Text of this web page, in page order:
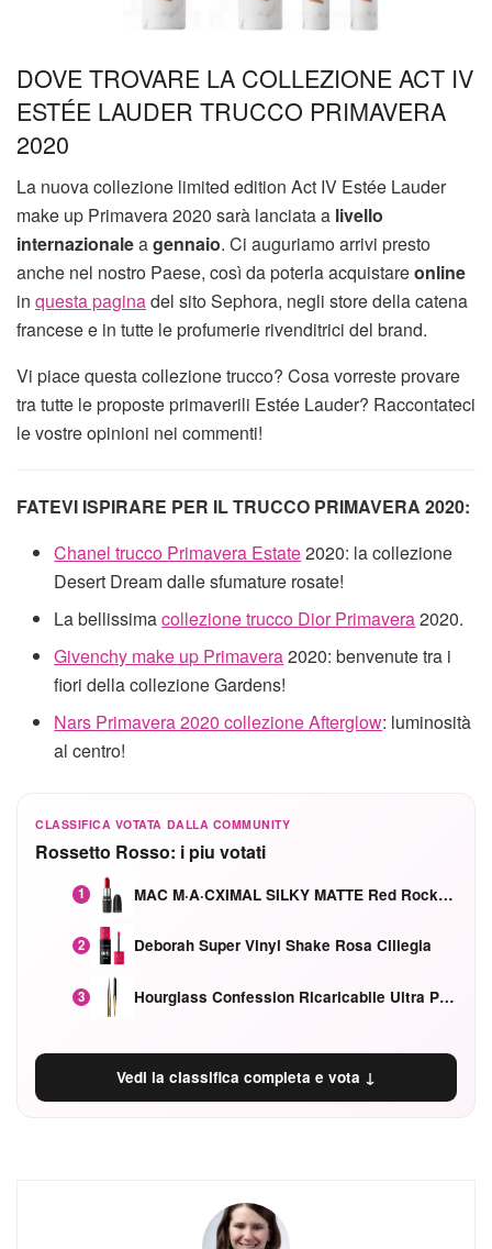
DOVE TROVARE LA COLLEZIONE ACT IV
ESTÉE LAUDER TRUCCO PRIMAVERA
2020
La nuova collezione limited edition Act IV Estée Lauder
make up Primavera 2020 sarà lanciata a livello
internazionaleagennaio. Ci auguriamo arrivi presto
anche nel nostro Paese, così da poterla acquistareonline
in questa paginadel sito Sephora, negli store della catena
francese e in tutte le profumerie rivenditrici del brand.
Vi piace questa collezione trucco? Cosa vorreste provare
tra tutte le proposte primaverili Estée Lauder? Raccontateci
le vostre opinioni nei commenti!
FATEVI ISPIRARE PER IL TRUCCO PRIMAVERA 2020:
Chanel trucco Primavera Estate2020: la collezione
Desert Dream dalle sfumature rosate!
La bellissimacollezione trucco Dior Primavera2020.
Givenchy make up Primavera2020: benvenute tra i
fiori della collezione Gardens!
Nars Primavera 2020 collezione Afterglow: luminosità
al centro!
CLASSIFICA VOTATA DALLA COMMUNITY
Rossetto Rosso: i piu votati
1 MAC M·A·CXIMAL SILKY MATTE Red Rock mat
2 Deborah Super Vinyl Shake Rosa Ciliegia
3 Hourglass Confession Ricaricabile Ultra Preciso Ad Alta Intensità Secretly Classic Red
Vedi la classifica completa e vota ↓